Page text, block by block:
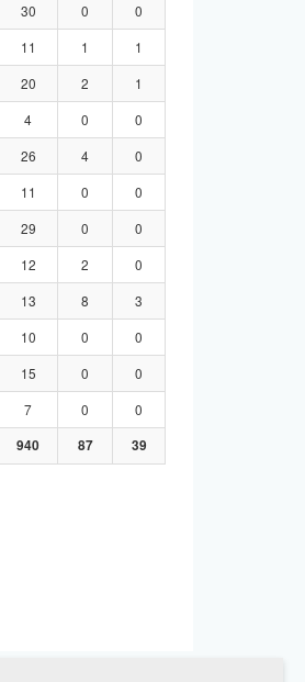
30 0
0
11 1
1
20 2
1
4 0
0
26 4
0
11 0
0
29 0
0
12 2
0
13 8
3
10 0
0
15 0
0
7 0
0
940 87 39